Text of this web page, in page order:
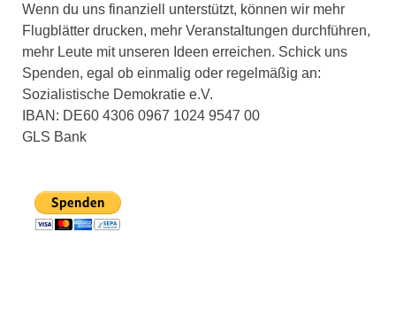
Wenn du uns finanziell unterstützt, können wir mehr
Flugblätter drucken, mehr Veranstaltungen durchführen,
mehr Leute mit unseren Ideen erreichen. Schick uns
Spenden, egal ob einmalig oder regelmäßig an:
Sozialistische Demokratie e.V.
IBAN: DE60 4306 0967 1024 9547 00
GLS Bank